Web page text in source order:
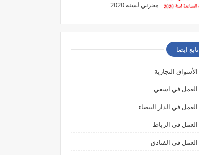
مخزني لسنة 2020
تابع ايضا
الأسواق التجارية
العمل في اسفي
العمل في الدار البيضاء
العمل في الرباط
العمل في الفنادق